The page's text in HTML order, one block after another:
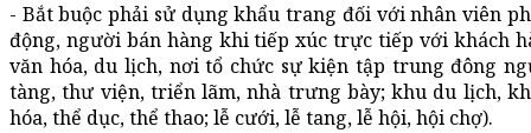
- Bắt buộc phải sử dụng khẩu trang đối với nhân viên
động, người bán hàng khi tiếp xúc trực tiếp với khách
văn hóa, du lịch, nơi tổ chức sự kiện tập trung đông
tàng, thư viện, triển lãm, nhà trưng bày; khu du lịch,
hóa, thể dục, thể thao; lễ cưới, lễ tang, lễ hội, hội chợ).